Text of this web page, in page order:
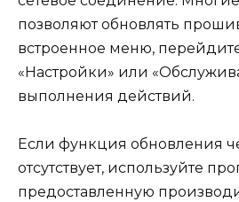
позволяют обновлять
встроенное меню,
«Настройки» или
выполнения действий.
Если функция обновления
отсутствует, используйте
предоставленную